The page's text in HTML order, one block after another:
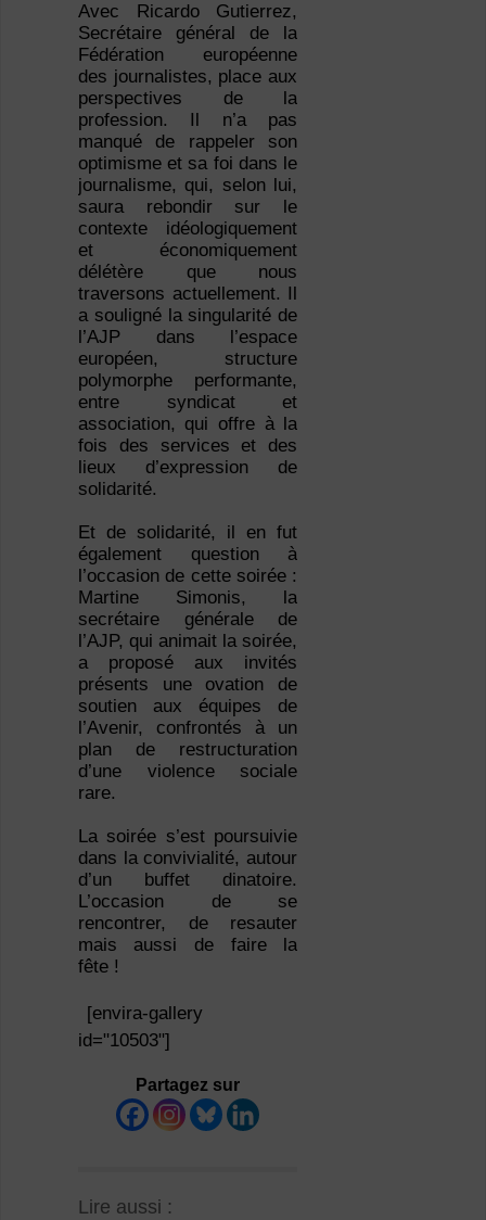
Avec Ricardo Gutierrez,
Secrétaire général de la
Fédération européenne
des journalistes, place aux
perspectives de la
profession. Il n’a pas
manqué de rappeler son
optimisme et sa foi dans le
journalisme, qui, selon lui,
saura rebondir sur le
contexte idéologiquement
et économiquement
délétère que nous
traversons actuellement. Il
a souligné la singularité de
l’AJP dans l’espace
européen, structure
polymorphe performante,
entre syndicat et
association, qui offre à la
fois des services et des
lieux d’expression de
solidarité.
Et de solidarité, il en fut
également question à
l’occasion de cette soirée :
Martine Simonis, la
secrétaire générale de
l’AJP, qui animait la soirée,
a proposé aux invités
présents une ovation de
soutien aux équipes de
l’Avenir, confrontés à un
plan de restructuration
d’une violence sociale
rare.
La soirée s’est poursuivie
dans la convivialité, autour
d’un buffet dinatoire.
L’occasion de se
rencontrer, de resauter
mais aussi de faire la
fête !
[envira-gallery
id="10503"]
Partagez sur
Lire aussi :